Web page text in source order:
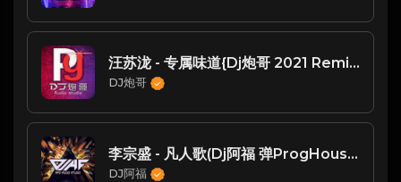
汪苏泷 - 专属味道{Dj炮哥 2021 Remix}
DJ炮哥
李宗盛 - 凡人歌(Dj阿福 弹ProgHouse Rmx 2018)
DJ阿福